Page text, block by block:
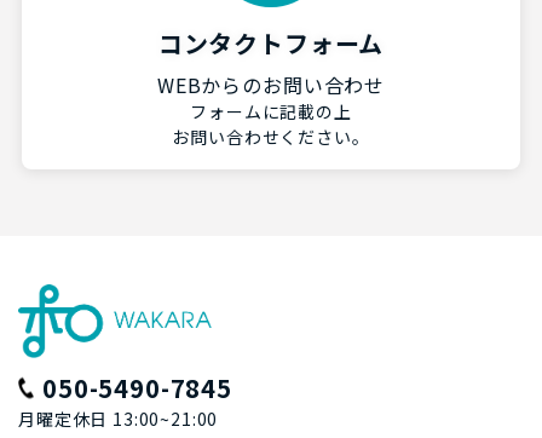
コンタクトフォーム
WEBからのお問い合わせ
フォームに記載の上
お問い合わせください。
050-5490-7845
月曜定休日 13:00~21:00